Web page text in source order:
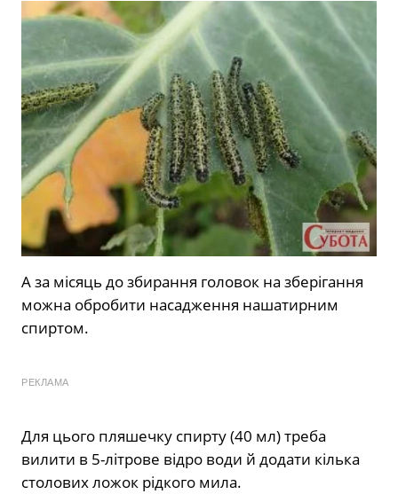
А за місяць до збирання головок на зберігання
можна обробити насадження нашатирним
спиртом.
РЕКЛАМА
Для цього пляшечку спирту (40 мл) треба
вилити в 5-літрове відро води й додати кілька
столових ложок рідкого мила.